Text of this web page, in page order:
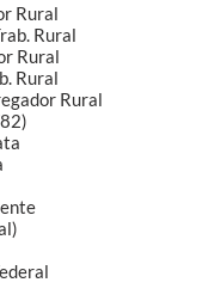
Rural
Rural
Rural
Rural
Rural